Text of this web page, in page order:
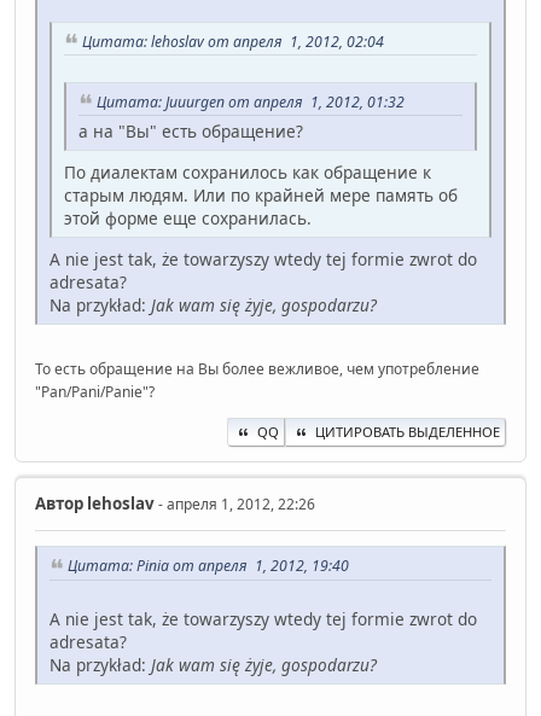
Цитата: lehoslav от апреля 1, 2012, 02:04
Цитата: Juuurgen от апреля 1, 2012, 01:32
а на "Вы" есть обращение?
По диалектам сохранилось как обращение к
старым людям. Или по крайней мере память об
этой форме еще сохранилась.
A nie jest tak, że towarzyszy wtedy tej formie zwrot do
adresata?
Na przykład: Jak wam się żyje, gospodarzu?
То есть обращение на Вы более вежливое, чем употребление
"Pan/Pani/Panie"?
QQ ЦИТИРОВАТЬ ВЫДЕЛЕННОЕ
Автор lehoslav- апреля 1, 2012, 22:26
Цитата: Pinia от апреля 1, 2012, 19:40
A nie jest tak, że towarzyszy wtedy tej formie zwrot do
adresata?
Na przykład: Jak wam się żyje, gospodarzu?